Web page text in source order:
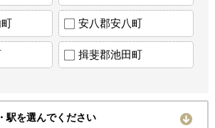
安八郡安八町
揖斐郡池田町
駅を選んでください